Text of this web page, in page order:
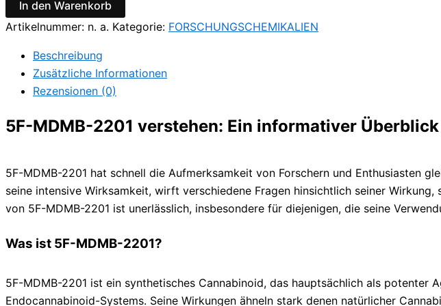
In den Warenkorb
Artikelnummer: n. a. Kategorie: FORSCHUNGSCHEMIKALIEN
Beschreibung
Zusätzliche Informationen
Rezensionen (0)
5F-MDMB-2201 verstehen: Ein informativer Überblick
5F-MDMB-2201 hat schnell die Aufmerksamkeit von Forschern und Enthusiasten
seine intensive Wirksamkeit, wirft verschiedene Fragen hinsichtlich seiner
von 5F-MDMB-2201 ist unerlässlich, insbesondere für diejenigen, die seine
Was ist 5F-MDMB-2201?
5F-MDMB-2201 ist ein synthetisches Cannabinoid, das hauptsächlich als potenter
Endocannabinoid-Systems. Seine Wirkungen ähneln stark denen natürlicher